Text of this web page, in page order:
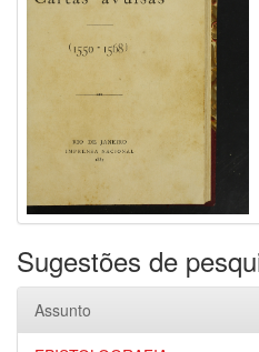
Sugestões de
Assunto